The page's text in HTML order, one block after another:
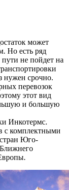
может
Но есть ряд
не пойдет на
нужен срочно.
перевозок
этот вид
и большую
Инкотермс.
с комплектными
Юго-